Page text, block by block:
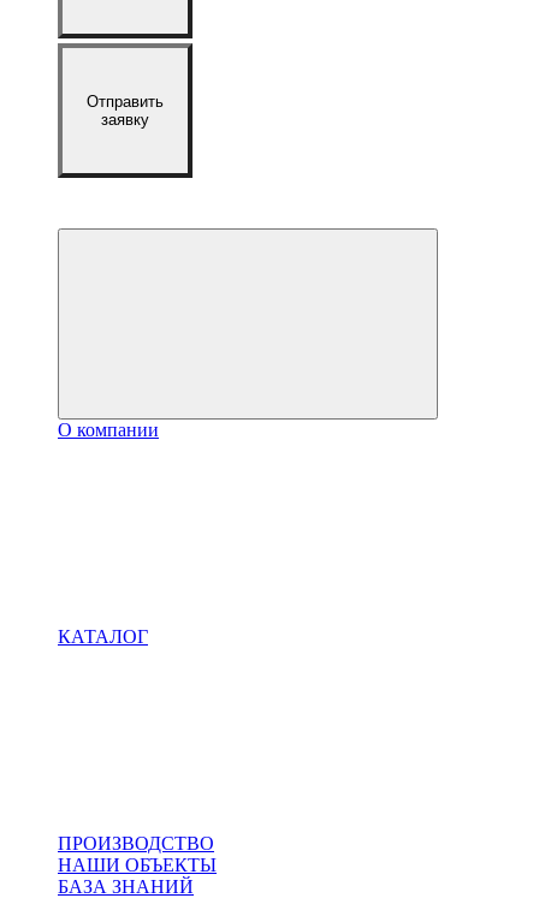
Отправить
заявку
О компании
КАТАЛОГ
ПРОИЗВОДСТВО
НАШИ ОБЪЕКТЫ
БАЗА ЗНАНИЙ